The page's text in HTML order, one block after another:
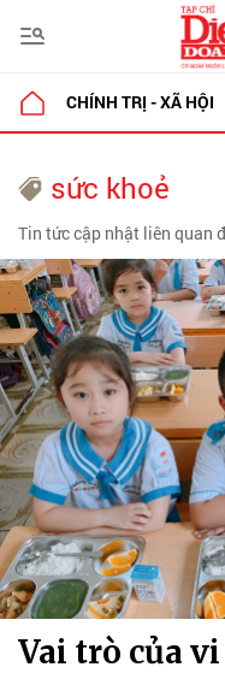
CHÍNH TRỊ - XÃ HỘI
sức khoẻ
Tin tức cập nhật liên quan
Vai trò của